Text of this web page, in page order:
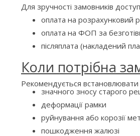
Для зручності замовників
оплата на
оплата на ФОП за
післяплата (накладений
Коли потрібна
Рекомендується
значного зносу старого
деформації рамки
руйнування або корозії
пошкодження жалюзі